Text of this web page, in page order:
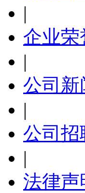
|
企业荣
|
公司新
|
公司招
|
法律声